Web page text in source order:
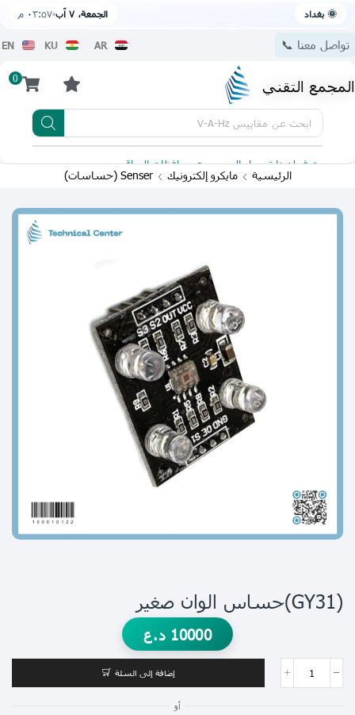
🌞 بغداد الجمعة، ٧ آب ٠٣:٥٧ م
تواصل معنا 📞 AR
KU
EN
المجمع التقني 0
ابحث عن مقاييس V-A-Hz
يتوفر لدينا توصيل الى جميع محافظات العراق
الرئيسية مايكرو إلكترونيك Senser (حساسات)
(GY31)حساس الوان صغير
10000 د.ع
إضافة إلى السلة
أو